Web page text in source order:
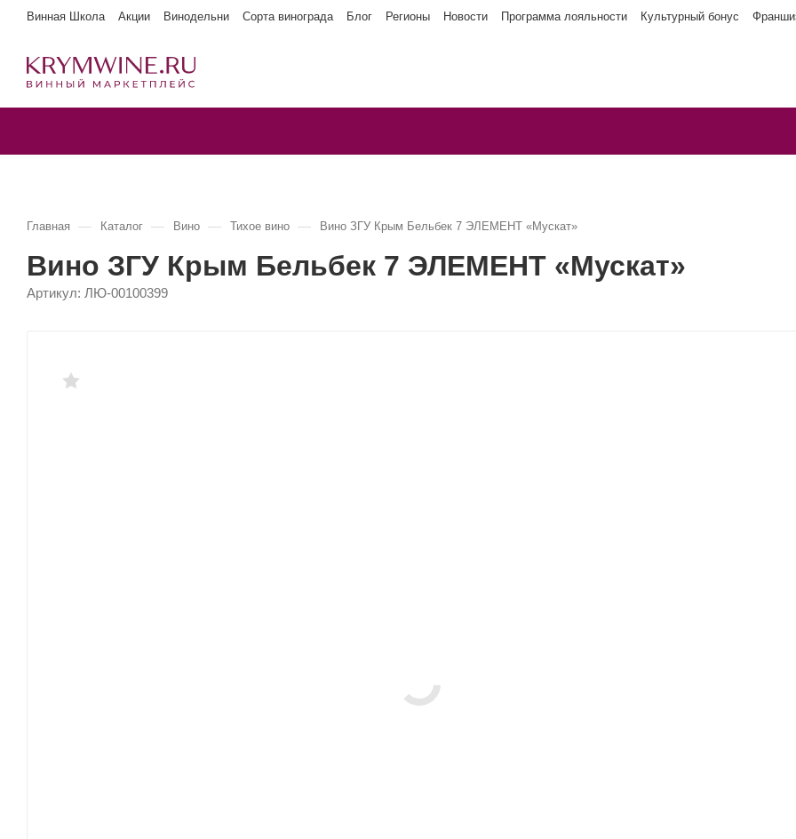
Винная Школа Акции Винодельни Сорта винограда Блог Регионы Новости Программа лояльности Культурный бонус
Главная — Каталог — Вино — Тихое вино — Вино ЗГУ Крым Бельбек 7 ЭЛЕМЕНТ «Мускат»
Вино ЗГУ Крым Бельбек 7 ЭЛЕМЕНТ «Мускат»
Артикул: ЛЮ-00100399